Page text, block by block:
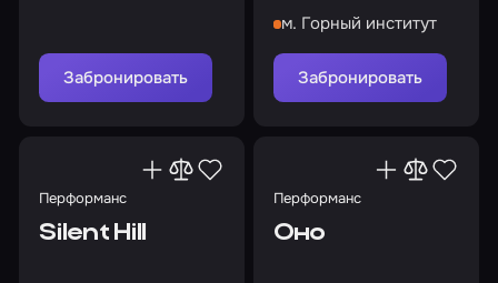
Забронировать
симуляцию разума
другого человека
м. Горный институт
Забронировать
Перформанс
Silent Hill
Перформанс
Оно